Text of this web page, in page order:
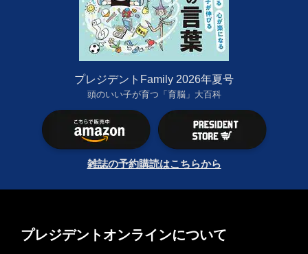
プレジデントFamily 2026年夏号
頭のいい子が育つ「育脳」大百科
雑誌の予約購読はこちらから
プレジデントオンラインについて